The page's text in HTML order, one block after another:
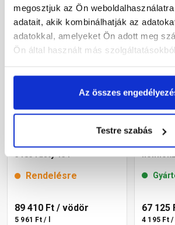
megosztjuk az Ön
adatait, akik kombinálhatják az
adatokkal, amelyeket Ön adott meg
Ön által használt más
Az összes
Testre szabás
Cemix 2800 SiliconTOP
5185 rusty 15 l
Rendelésre
89 410 Ft / vödör
5 961 Ft / l
67 125
4 195 Ft / l